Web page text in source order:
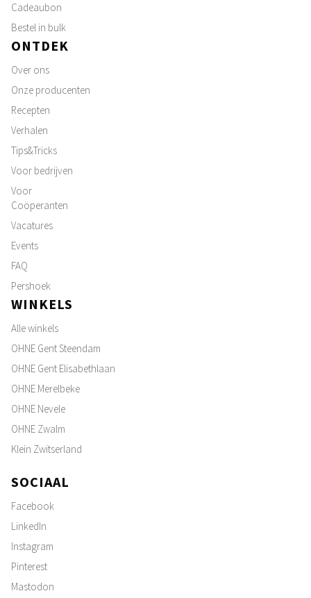
Cadeaubon
Bestel in bulk
ONTDEK
Over ons
Onze producenten
Recepten
Verhalen
Tips&Tricks
Voor bedrijven
Voor
Coöperanten
Vacatures
Events
FAQ
Pershoek
WINKELS
Alle winkels
OHNE Gent Steendam
OHNE Gent Elisabethlaan
OHNE Merelbeke
OHNE Nevele
OHNE Zwalm
Klein Zwitserland
SOCIAAL
Facebook
LinkedIn
Instagram
Pinterest
Mastodon